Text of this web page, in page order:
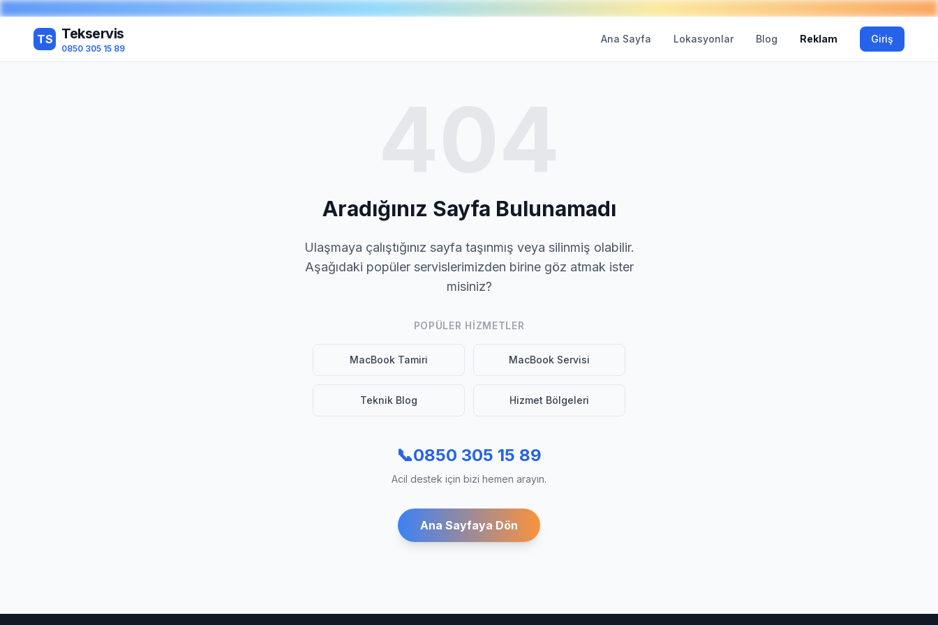
TS Tekservis
0850 305 15 89
Ana Sayfa Lokasyonlar Blog Reklam Giriş
Aradığınız Sayfa Bulunamadı
Ulaşmaya çalıştığınız sayfa taşınmış veya silinmiş olabilir.
Aşağıdaki popüler servislerimizden birine göz atmak ister
misiniz?
POPÜLER HIZMETLER
MacBook Tamiri MacBook Servisi
Teknik Blog Hizmet Bölgeleri
📞0850 305 15 89
Acil destek için bizi hemen arayın.
Ana Sayfaya Dön